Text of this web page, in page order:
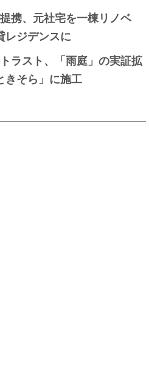
携、元社宅を一棟リノベ
レジデンスに
ラスト、「雨庭」の実証拡
きそら」に施工